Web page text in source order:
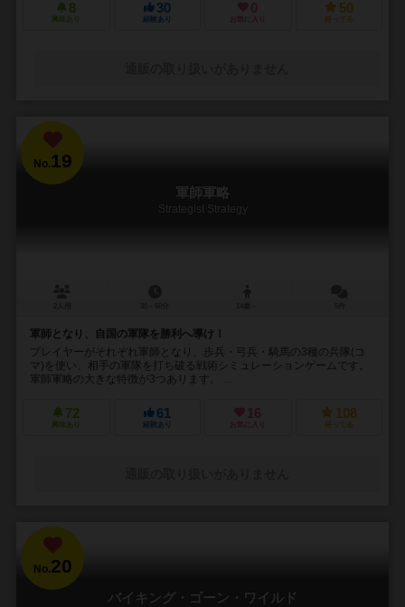
8
興味あり
30
経験あり
0
お気に入り
50
持ってる
No.19
軍師軍略
Strategist Strategy
軍師となり、自国の軍隊を勝利へ導け！
プレイヤーがそれぞれ軍師となり、歩兵・弓兵・騎馬の3種の兵隊(コ
マ)を使い、相手の軍隊を打ち破る戦術シミュレーションゲームです。
軍師軍略の大きな特徴が3つあります。 ...
72
興味あり
61
経験あり
16
お気に入り
108
持ってる
No.20
バイキング・ゴーン・ワイルド